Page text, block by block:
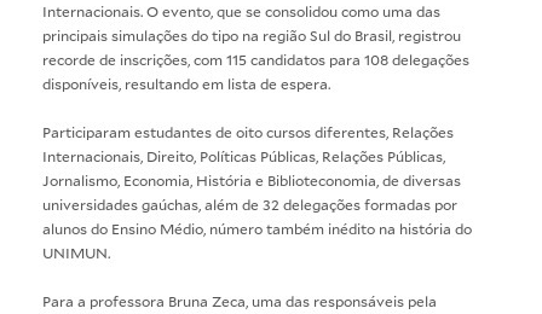
Internacionais. O evento, que se consolidou como uma das
principais simulações do tipo na região Sul do Brasil, registrou
recorde de inscrições, com 115 candidatos para 108 delegações
disponíveis, resultando em lista de espera.
Participaram estudantes de oito cursos diferentes, Relações
Internacionais, Direito, Políticas Públicas, Relações Públicas,
Jornalismo, Economia, História e Biblioteconomia, de diversas
universidades gaúchas, além de 32 delegações formadas por
alunos do Ensino Médio, número também inédito na história do
UNIMUN.
Para a professora Bruna Zeca, uma das responsáveis pela